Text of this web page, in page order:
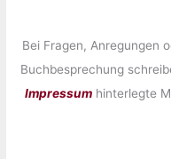
Bei Fragen, Anregungen
Buchbesprechung
Impressumhinterlegte